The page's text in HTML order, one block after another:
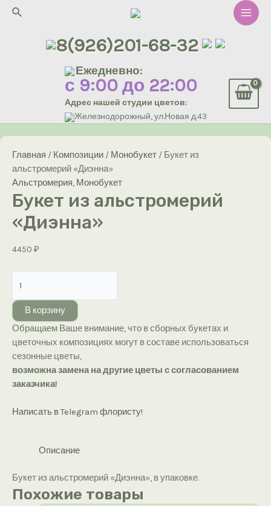
Перейти
Поиск
Main
8(926)201-68-32
Ежедневно:
с 9:00 до 22:00
Адрес нашей студии цветов:
Железнодорожный, ул.Новая д.43
Главная / Композиции / Монобукет / Букет из
альстромерий «Диэнна»
Альстромерия, Монобукет
Букет из альстромерий
«Диэнна»
4450 ₽
товара
Букет
из
альстромерий
«Диэнна»
В корзину
Обращаем Ваше внимание, что в сборных букетах и
цветочных композициях могут в составе использоваться
сезонные цветы,
возможна замена на другие цветы с согласованием
заказчика!
Написать в Telegram флористу!
Описание
Букет из альстромерий «Диэнна», в упаковке.
Похожие товары